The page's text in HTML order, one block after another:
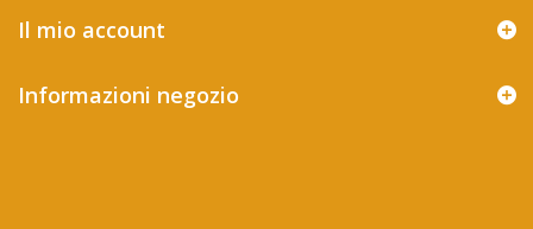
Il mio account
Informazioni negozio